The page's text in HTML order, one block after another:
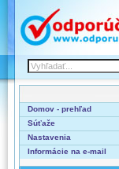
Domov - prehľad
Súťaže
Nastavenia
Informácie na e-mail